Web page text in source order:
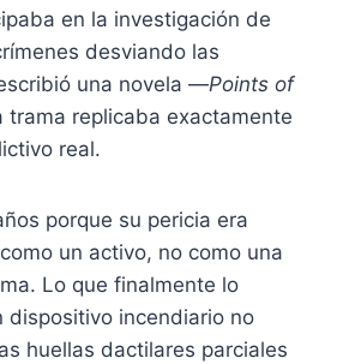
en la investigación de
desviando las
una novela —Points of
replicaba exactamente
real.
porque su pericia era
un activo, no como una
Lo que finalmente lo
dispositivo incendiario no
huellas dactilares parciales